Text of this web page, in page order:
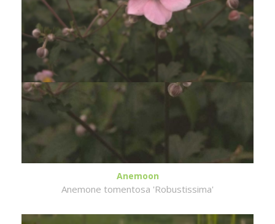
Anemoon
Anemone tomentosa 'Robustissima'